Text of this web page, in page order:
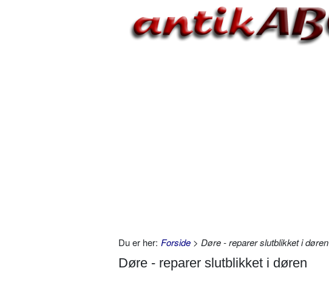
Du er her: Forside > Døre - reparer slutblikket i døren
Døre - reparer slutblikket i døren